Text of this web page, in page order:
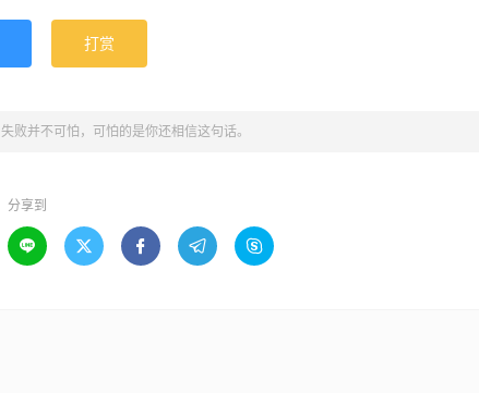
打赏
失败并不可怕，可怕的是你还相信这句话。
分享到
    